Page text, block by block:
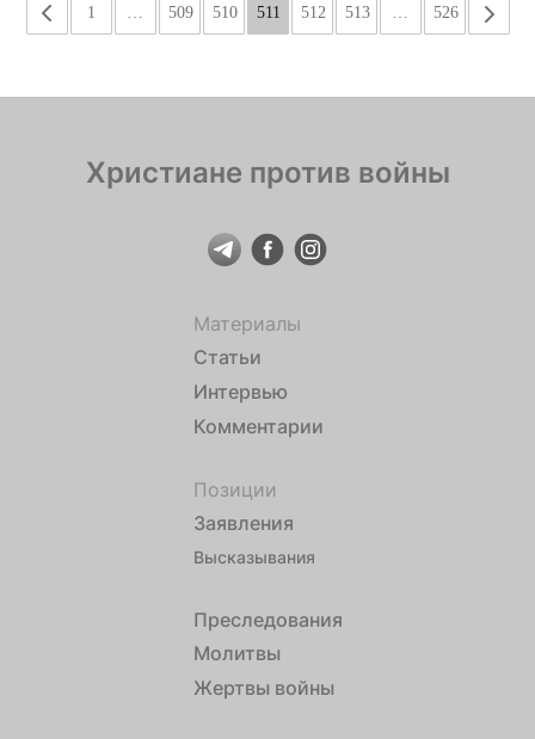
« 1 509 510 511 512 513 526 »
Христиане против войны
Материалы
Статьи
Интервью
Комментарии
Позиции
Заявления
Высказывания
Преследования
Молитвы
Жертвы войны